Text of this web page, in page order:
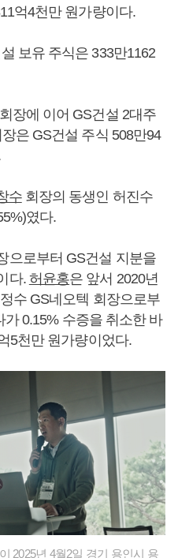
억4천만 원가량이다.
보유 주식은 333만1162
회장에 이어 GS건설 2대주
장은 GS건설 주식 508만94
수회장의 동생인 허진수
였다.
으로부터 GS건설 지분을
다. 허윤홍은 앞서 2020년
수 GS네오텍 회장으로부
0.15% 수증을 취소한 바
5천만 원가량이었다.
2025년 4월2일 경기 용인시 용